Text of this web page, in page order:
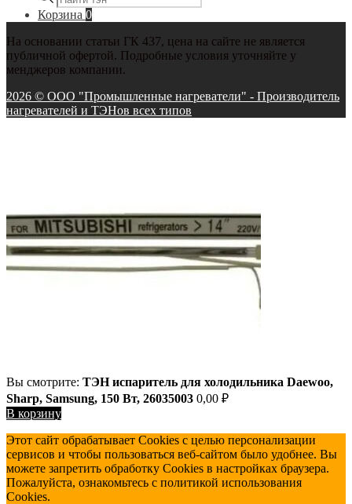
товаров
Корзина 0
На основании статьи ГК 437, цена на сайте не является
публичной офертой. Подробные условия уточняйте у
менджеров компании.
2026 © ООО "Промышленные нагреватели" - Производитель
нагревателей и ТЭНов всех типов
Вы смотрите: ТЭН испаритель для холодильника Daewoo,
Sharp, Samsung, 150 Вт, 26035003 0,00 ₽
В корзину
Этот сайт обрабатывает Cookies с целью персонализации
сервисов и чтобы пользоваться веб-сайтом было удобнее. Вы
можете запретить обработку Cookies в настройках браузера.
Пожалуйста, ознакомьтесь с политикой использования
Cookies.